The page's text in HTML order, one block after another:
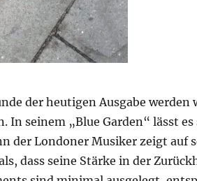
der heutigen Ausgabe werden
In seinem „Blue Garden“ lässt
der Londoner Musiker zeigt auf
dass seine Stärke in der